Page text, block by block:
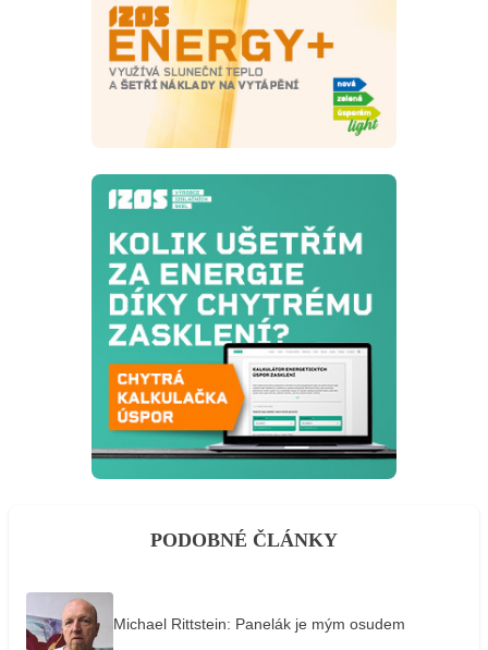
PODOBNÉ ČLÁNKY
Michael Rittstein: Panelák je mým osudem